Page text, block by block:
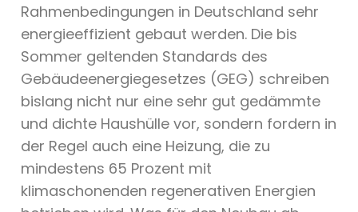
Rahmenbedingungen in Deutschland sehr
energieeffizient gebaut werden. Die bis
Sommer geltenden Standards des
Gebäudeenergiegesetzes (GEG) schreiben
bislang nicht nur eine sehr gut gedämmte
und dichte Haushülle vor, sondern fordern in
der Regel auch eine Heizung, die zu
mindestens 65 Prozent mit
klimaschonenden regenerativen Energien